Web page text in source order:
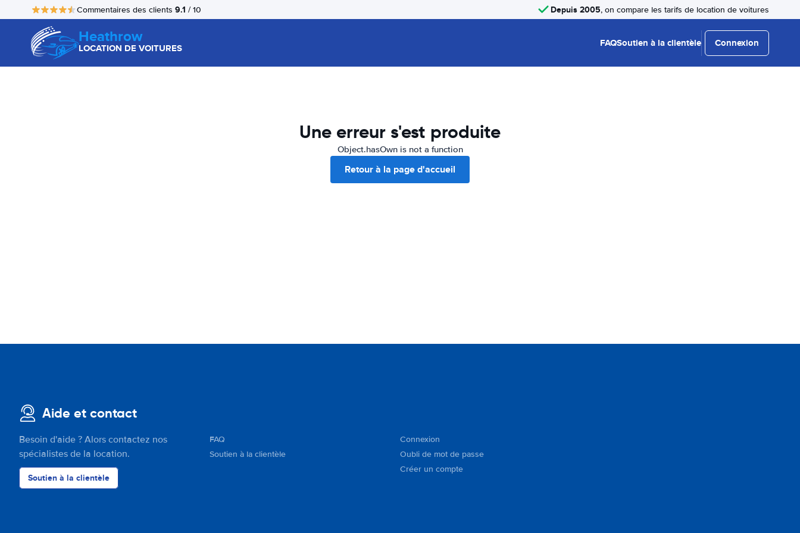
Commentaires des clients 9.1 / 10 Depuis 2005, on compare les tarifs de location de voitures
Heathrow
LOCATION DE VOITURES FAQSoutien à la clientèle Connexion
Une erreur s'est produite
Object.hasOwn is not a function
Retour à la page d'accueil
Aide et contact
Besoin d'aide ? Alors contactez nos
spécialistes de la location.
Soutien à la clientèle
FAQ
Soutien à la clientèle
Connexion
Oubli de mot de passe
Créer un compte